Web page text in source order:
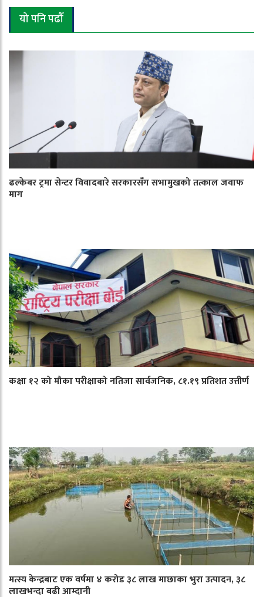
यो पनि पढौँ
ढल्केबर ट्रमा सेन्टर विवादबारे सरकारसँग सभामुखको तत्काल जवाफ
माग
कक्षा १२ को मौका परीक्षाको नतिजा सार्वजनिक, ८१.१९ प्रतिशत उत्तीर्ण
मत्स्य केन्द्रबाट एक वर्षमा ४ करोड ३८ लाख माछाका भुरा उत्पादन, ३८
लाखभन्दा बढी आम्दानी